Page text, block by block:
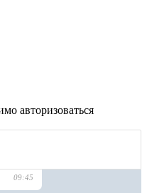
авторизоваться